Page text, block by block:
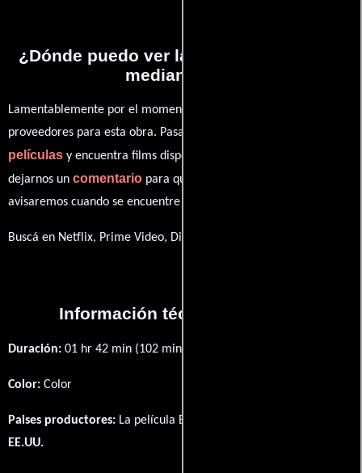
¿Dónde puedo ver la películas Muerte a
medianoche?
Lamentablemente por el momento no contamos con enlaces a
proveedores para esta obra. Pasa por nuestro catálogo de
películas y encuentra films disponibles. También puedes
dejarnos un comentario para que le demos prioridad y te
avisaremos cuando se encuentre disponible
Buscá en Netflix, Prime Video, Disney+
Información técnica y general
Duración: 01 hr 42 min (102 minutos) .
Color: Color
Paises productores: La película Bloodmoon fué producida en
EE.UU.